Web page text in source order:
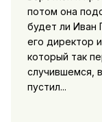
потом она
будет ли Иван
его директор
который так
случившемся,
пустил...